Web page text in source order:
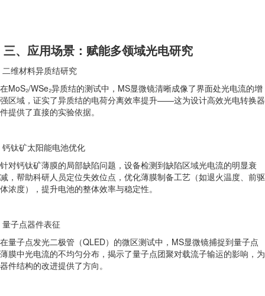
三、应用场景：赋能多领域光电研究
二维材料异质结研究
在MoS₂/WSe₂异质结的测试中，MS显微镜清晰成像了界面处光电流的增
强区域，证实了异质结的电荷分离效率提升——这为设计高效光电转换器
件提供了直接的实验依据。
钙钛矿太阳能电池优化
针对钙钛矿薄膜的局部缺陷问题，设备检测到缺陷区域光电流的明显衰
减，帮助科研人员定位失效位点，优化薄膜制备工艺（如退火温度、前驱
体浓度），提升电池的整体效率与稳定性。
量子点器件表征
在量子点发光二极管（QLED）的微区测试中，MS显微镜捕捉到量子点
薄膜中光电流的不均匀分布，揭示了量子点团聚对载流子输运的影响，为
器件结构的改进提供了方向。